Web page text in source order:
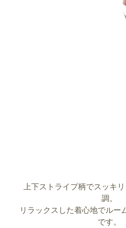
上下ストライプ柄でスッキ
調。
リラックスした着心地でルー
です。